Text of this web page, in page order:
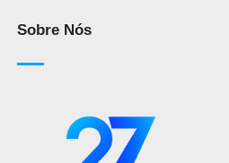
Sobre Nós